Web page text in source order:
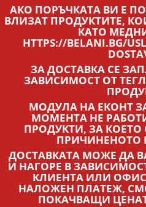
АКО ПОРЪЧКАТА ВИ Е
ВЛИЗАТ ПРОДУКТИТЕ,
КАТО
HTTPS://BELANI.BG/
ЗА ДОСТАВКА СЕ
ЗАВИСИМОСТ ОТ
МОДУЛА НА ЕКОНТ
МОМЕНТА НЕ
ПРОДУКТИ, ЗА
ПРИЧИНЕНОТО
ДОСТАВКАТА МОЖЕ ДА
И НАГОРЕ В
КЛИЕНТА ИЛИ
НАЛОЖЕН ПЛАТЕЖ,
ПОКАЧВАЩИ